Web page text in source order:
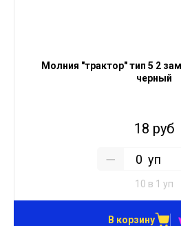
Молния "трактор" тип 5 2
черный
18 руб
уп
10 в 1 уп
В корзину